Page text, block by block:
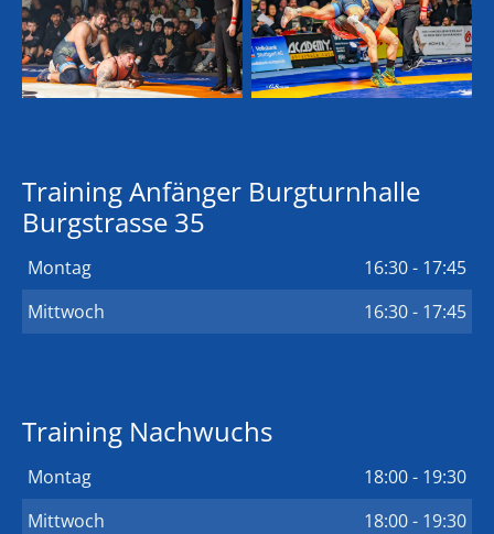
Training Anfänger Burgturnhalle
Burgstrasse 35
Montag
16:30 - 17:45
Mittwoch
16:30 - 17:45
Training Nachwuchs
Montag
18:00 - 19:30
Mittwoch
18:00 - 19:30